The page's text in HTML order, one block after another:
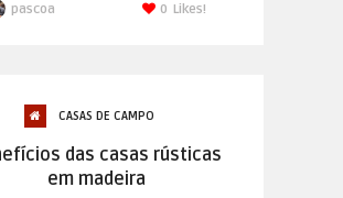
pascoa Likes!
0
CASAS DE CAMPO
das casas rústicas
em madeira